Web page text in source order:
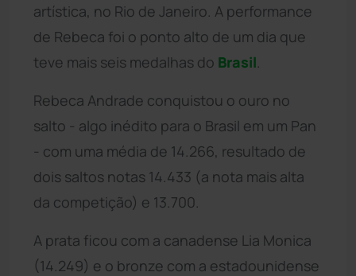
artística, no Rio de Janeiro. A performance
de Rebeca foi o ponto alto de um dia que
teve mais seis medalhas do Brasil
Rebeca Andrade conquistou o ouro no
salto - algo inédito para o Brasil em um Pan
- com uma média de 14.266, resultado de
dois saltos notas 14.433 (a nota mais alta
da competição) e 13.700.
A prata ficou com a canadense Lia Monica
(14.249) e o bronze com a estadounidense